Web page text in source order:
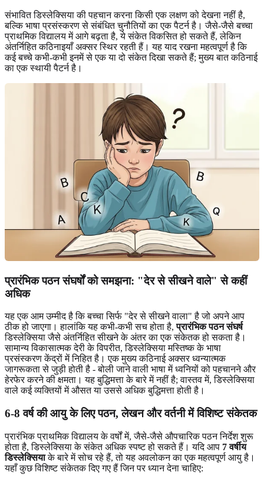
संभावित डिस्लेक्सिया की पहचान करना किसी एक लक्षण को देखना नहीं है,
बल्कि भाषा प्रसंस्करण से संबंधित चुनौतियों का एक पैटर्न है। जैसे-जैसे बच्चा
प्राथमिक विद्यालय में आगे बढ़ता है, ये संकेत विकसित हो सकते हैं, लेकिन
अंतर्निहित कठिनाइयाँ अक्सर स्थिर रहती हैं। यह याद रखना महत्वपूर्ण है कि
कई बच्चे कभी-कभी इनमें से एक या दो संकेत दिखा सकते हैं; मुख्य बात कठिनाई
का एक स्थायी पैटर्न है।
प्रारंभिक पठन संघर्षों को समझना: "देर से सीखने वाले" से कहीं
अधिक
यह एक आम उम्मीद है कि बच्चा सिर्फ "देर से सीखने वाला" है जो अपने आप
ठीक हो जाएगा। हालांकि यह कभी-कभी सच होता है,प्रारंभिक पठन संघर्ष
डिस्लेक्सिया जैसे अंतर्निहित सीखने के अंतर का एक संकेतक हो सकता है।
सामान्य विकासात्मक देरी के विपरीत, डिस्लेक्सिया मस्तिष्क के भाषा
प्रसंस्करण केंद्रों में निहित है। एक मुख्य कठिनाई अक्सर ध्वन्यात्मक
जागरूकता से जुड़ी होती है - बोली जाने वाली भाषा में ध्वनियों को पहचानने और
हेरफेर करने की क्षमता। यह बुद्धिमत्ता के बारे में नहीं है; वास्तव में, डिस्लेक्सिया
वाले कई व्यक्तियों में औसत या उससे अधिक बुद्धिमत्ता होती है।
6-8 वर्ष की आयु के लिए पठन, लेखन और वर्तनी में विशिष्ट संकेतक
प्रारंभिक प्राथमिक विद्यालय के वर्षों में, जैसे-जैसे औपचारिक पठन निर्देश शुरू
होता है, डिस्लेक्सिया के संकेत अधिक स्पष्ट हो सकते हैं। यदि आप 7 वर्षीय
डिस्लेक्सियाके बारे में सोच रहे हैं, तो यह अवलोकन का एक महत्वपूर्ण आयु है।
यहाँ कुछ विशिष्ट संकेतक दिए गए हैं जिन पर ध्यान देना चाहिए: